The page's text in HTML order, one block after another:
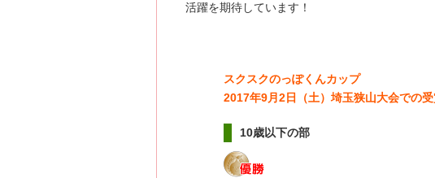
活躍を期待しています！
スクスクのっぽくんカップ
2017年9月2日（土）埼玉狭山大会での
10歳以下の部